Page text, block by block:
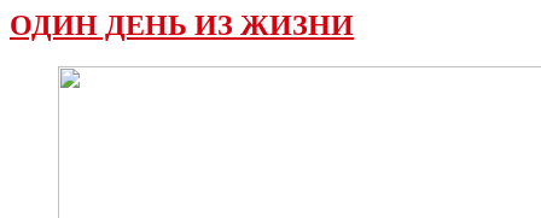
ОДИН ДЕНЬ ИЗ ЖИЗНИ